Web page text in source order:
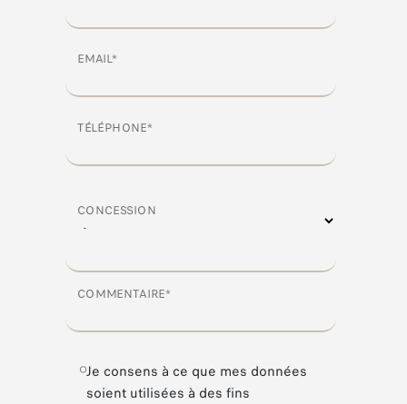
EMAIL*
TÉLÉPHONE*
CONCESSION
COMMENTAIRE*
Je consens à ce que mes données
soient utilisées à des fins